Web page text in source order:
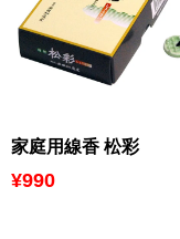
家庭用線香 松彩
¥990